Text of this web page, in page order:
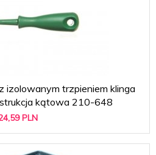
izolowanym trzpieniem klinga
kątowa 210-648
59 PLN